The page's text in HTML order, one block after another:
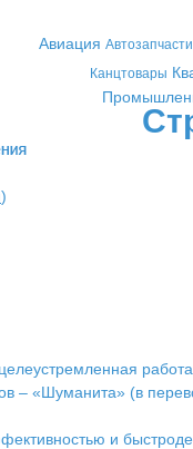
Авиация Автозапчасти
Канцтовары
)
– «Шуманита» (в
и